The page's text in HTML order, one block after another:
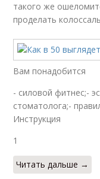
такого же
проделать
Вам понадобится
- силовой фитнес;-
стоматолога;-
Инструкция
1
Читать дальше →